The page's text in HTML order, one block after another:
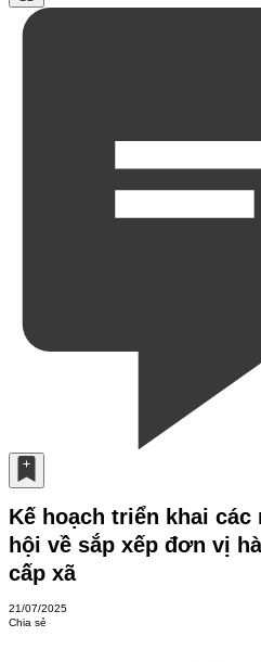
Kế hoạch triển khai
hội về sắp xếp đơn vị
cấp xã
21/07/2025
Chia sẻ